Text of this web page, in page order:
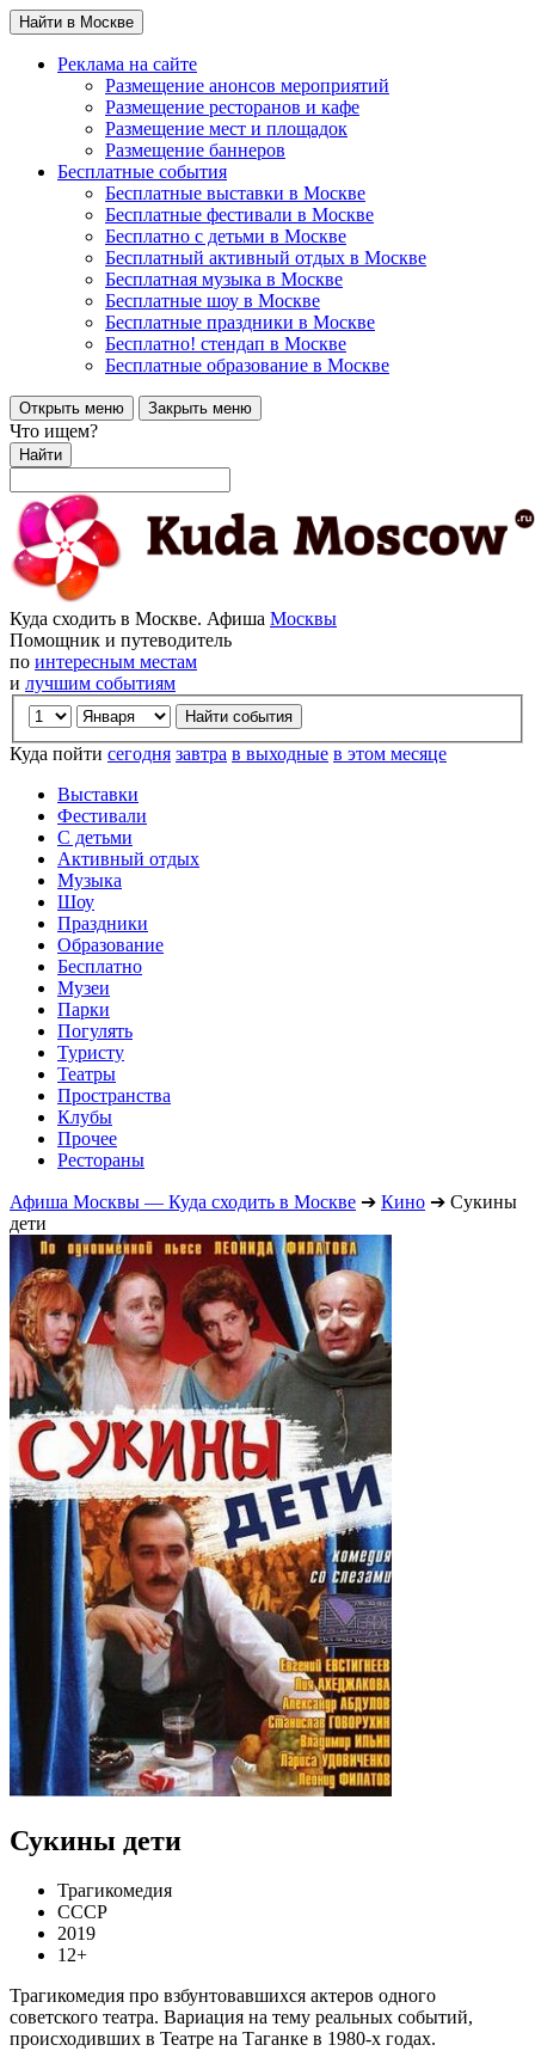
Найти в Москве
Реклама на сайте
Размещение анонсов мероприятий
Размещение ресторанов и кафе
Размещение мест и площадок
Размещение баннеров
Бесплатные события
Бесплатные выставки в Москве
Бесплатные фестивали в Москве
Бесплатно с детьми в Москве
Бесплатный активный отдых в Москве
Бесплатная музыка в Москве
Бесплатные шоу в Москве
Бесплатные праздники в Москве
Бесплатно! стендап в Москве
Бесплатные образование в Москве
Открыть меню Закрыть меню
Что ищем?
Найти
Куда сходить в Москве. Афиша Москвы
Помощник и путеводитель
по интересным местам
и лучшим событиям
Куда пойти сегодня завтра в выходные в этом месяце
Выставки
Фестивали
С детьми
Активный отдых
Музыка
Шоу
Праздники
Образование
Бесплатно
Музеи
Парки
Погулять
Туристу
Театры
Пространства
Клубы
Прочее
Рестораны
Афиша Москвы — Куда сходить в Москве ➔ Кино ➔ Сукины
дети
Сукины дети
Трагикомедия
СССР
2019
12+
Трагикомедия про взбунтовавшихся актеров одного
советского театра. Вариация на тему реальных событий,
происходивших в Театре на Таганке в 1980-х годах.